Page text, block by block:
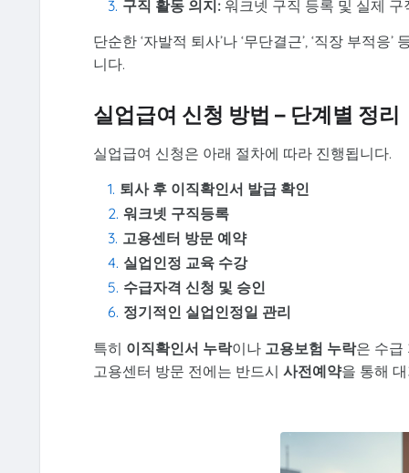
구직 활동 의지:워크넷 구직 등록 및 실제 구
단순한 ‘자발적 퇴사’나 ‘무단결근’, ‘직장 부적
니다.
실업급여 신청 방법 – 단계별 정리
실업급여 신청은 아래 절차에 따라 진행됩니다.
퇴사 후 이직확인서 발급 확인
워크넷 구직등록
고용센터 방문 예약
실업인정 교육 수강
수급자격 신청 및 승인
정기적인 실업인정일 관리
특히 이직확인서 누락이나 고용보험 누락은 수급
고용센터 방문 전에는 반드시 사전예약을 통해